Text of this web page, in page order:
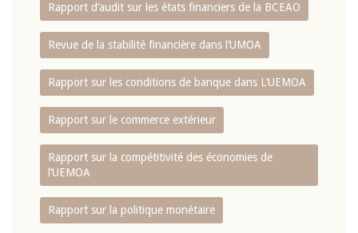
Rapport d‘audit sur les états financiers de la BCEAO
Revue de la stabilité financière dans l‘UMOA
Rapport sur les conditions de banque dans L‘UEMOA
Rapport sur le commerce extérieur
Rapport sur la compétitivité des économies de
l‘UEMOA
Rapport sur la politique monétaire